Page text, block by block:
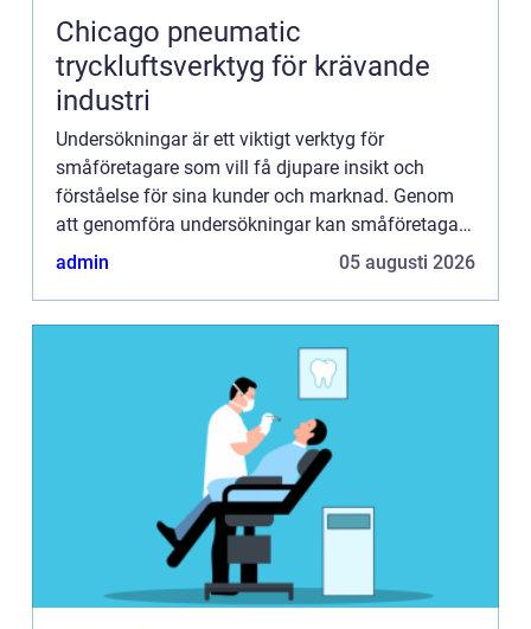
Chicago pneumatic
tryckluftsverktyg för krävande
industri
Undersökningar är ett viktigt verktyg för
småföretagare som vill få djupare insikt och
förståelse för sina kunder och marknad. Genom
att genomföra undersökningar kan småföretagare
få värdefull information som kan hjälpa dem att
admin 05 augusti 2026